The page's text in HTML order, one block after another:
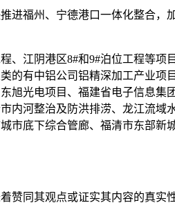
进福州、宁德港口一体化整合，
、江阴港区8#和9#泊位工程等项
的有中铝公司铝精深加工产业项
旭光电项目、福建省电子信息集
内河整治及防洪排涝、龙江流域
市底下综合管廊、福清市东部新
赞同其观点或证实其内容的真实